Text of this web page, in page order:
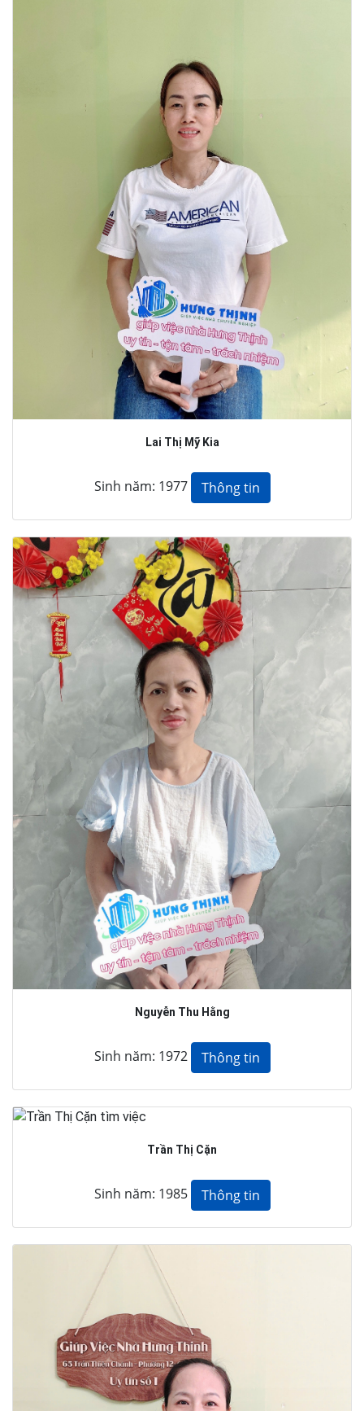
Lai Thị Mỹ Kia
Sinh năm: 1977 Thông tin
Nguyễn Thu Hằng
Sinh năm: 1972 Thông tin
Trần Thị Cặn
Sinh năm: 1985 Thông tin